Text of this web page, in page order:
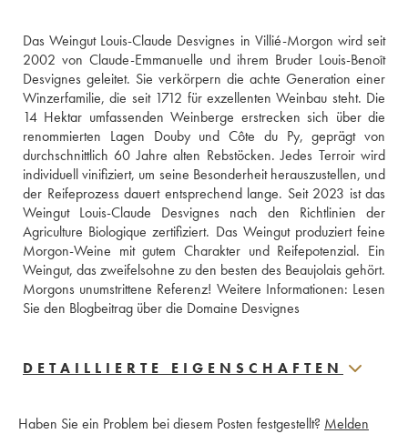
Das Weingut Louis-Claude Desvignes in Villié-Morgon wird seit
2002 von Claude-Emmanuelle und ihrem Bruder Louis-Benoît
Desvignes geleitet. Sie verkörpern die achte Generation einer
Winzerfamilie, die seit 1712 für exzellenten Weinbau steht. Die
14 Hektar umfassenden Weinberge erstrecken sich über die
renommierten Lagen Douby und Côte du Py, geprägt von
durchschnittlich 60 Jahre alten Rebstöcken. Jedes Terroir wird
individuell vinifiziert, um seine Besonderheit herauszustellen, und
der Reifeprozess dauert entsprechend lange. Seit 2023 ist das
Weingut Louis-Claude Desvignes nach den Richtlinien der
Agriculture Biologique zertifiziert. Das Weingut produziert feine
Morgon-Weine mit gutem Charakter und Reifepotenzial. Ein
Weingut, das zweifelsohne zu den besten des Beaujolais gehört.
Morgons unumstrittene Referenz! Weitere Informationen: Lesen
Sie den Blogbeitrag über die Domaine Desvignes
DETAILLIERTE EIGENSCHAFTEN
Haben Sie ein Problem bei diesem Posten festgestellt? Melden